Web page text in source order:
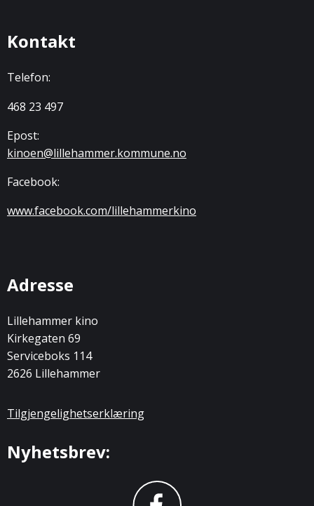
Kontakt
Telefon:
468 23 497
Epost:
kinoen@lillehammer.kommune.no
Facebook:
www.facebook.com/lillehammerkino
Adresse
Lillehammer kino
Kirkegaten 69
Serviceboks 114
2626 Lillehammer
Tilgjengelighetserklæring
Nyhetsbrev: